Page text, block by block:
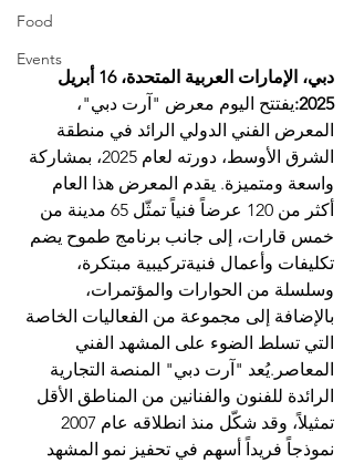
Food
Events
دبي، الإمارات العربية المتحدة، 16 أبريل
2025: يفتتح اليوم معرض "آرت دبي"،
المعرض الفني الدولي الرائد في منطقة
الشرق الأوسط، دورته لعام 2025، بمشاركة
واسعة ومتميزة. يقدم المعرض هذا العام
أكثر من 120 عرضاً فنياً تمثّل 65 مدينة من
خمس قارات، إلى جانب برنامج طموح يضم
تكليفات وأعمال فنيةتركيبية مبتكرة،
وسلسلة من الحوارات والمؤتمرات،
بالإضافة إلى مجموعة من الفعاليات الخاصة
التي تسلط الضوء على المشهد الفني
المعاصر.يُعد "آرت دبي" المنصة التجارية
الرائدة للفنون والفنانين من المناطق الأقل
نموذجاً فريداً أسهم في تحفيز نمو المشهد